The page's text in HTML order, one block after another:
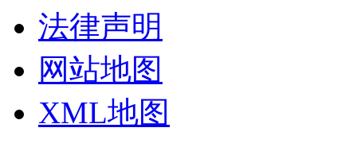
法律声明
网站地图
XML地图